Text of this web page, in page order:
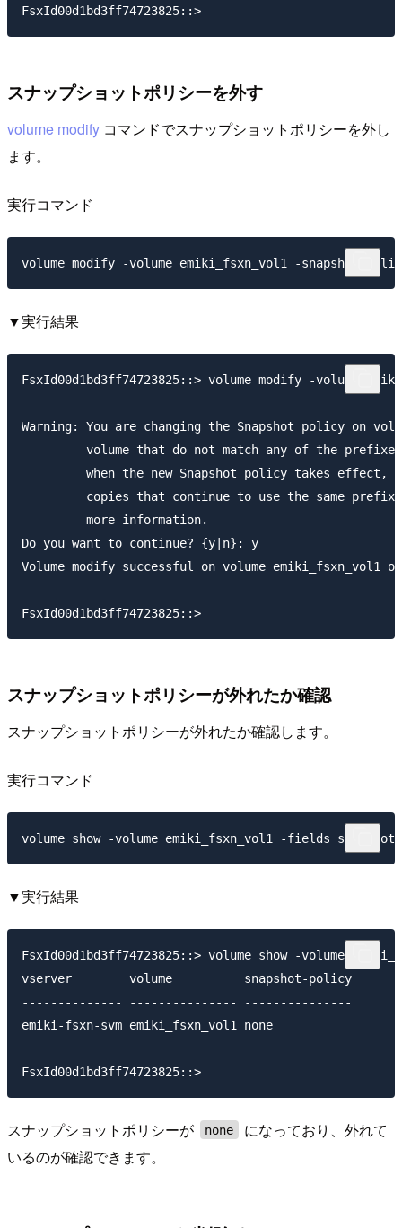
スナップショットポリシーを外す
volume modify コマンドでスナップショットポリシーを外し
ます。
実行コマンド
▼実行結果
FsxId00d1bd3ff74723825::> volume modify -volume
Warning: You are changing the Snapshot policy on
volume that do not match any of the
when the new Snapshot policy takes effect,
copies that continue to use the same
         more information.
Do you want to continue? {y|n}: y
Volume modify successful on volume emiki_fsxn_vol1
スナップショットポリシーが外れたか確認
スナップショットポリシーが外れたか確認します。
実行コマンド
▼実行結果
FsxId00d1bd3ff74723825::> volume show -volume
vserver        volume          snapshot-policy
-------------- --------------- ---------------
emiki-fsxn-svm emiki_fsxn_vol1 none
スナップショットポリシーが none
になっており、外れて
いるのが確認できます。